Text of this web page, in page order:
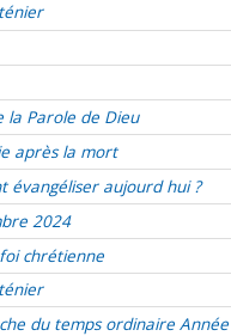
la Parole de Dieu
après la mort
évangéliser aujourd hui ?
2024
chrétienne
du temps ordinaire Année